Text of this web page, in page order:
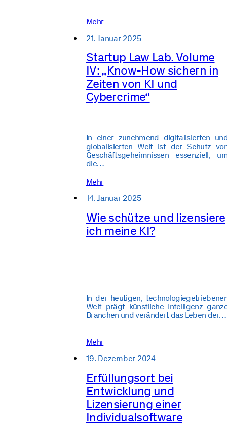
Mehr
21. Januar 2025
Startup Law Lab. Volume
IV: „Know-How sichern in
Zeiten von KI und
Cybercrime“
In einer zunehmend digitalisierten
globalisierten Welt ist der Schutz
Geschäftsgeheimnissen essenziell,
die…
Mehr
14. Januar 2025
Wie schütze und lizensiere
ich meine KI?
In der heutigen,
Welt prägt künstliche Intelligenz
Branchen und verändert das Leben der…
Mehr
19. Dezember 2024
Erfüllungsort bei
Entwicklung und
Lizensierung einer
Individualsoftware